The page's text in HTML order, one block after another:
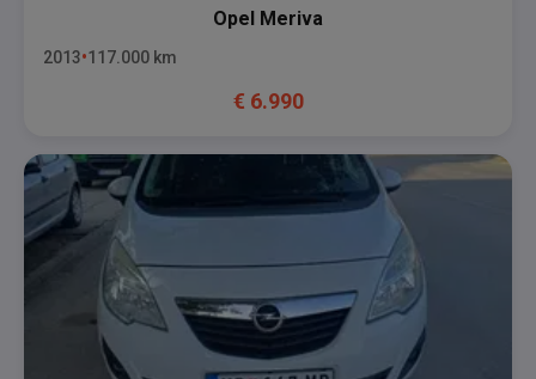
Opel Meriva
2013 117.000 km
€ 6.990